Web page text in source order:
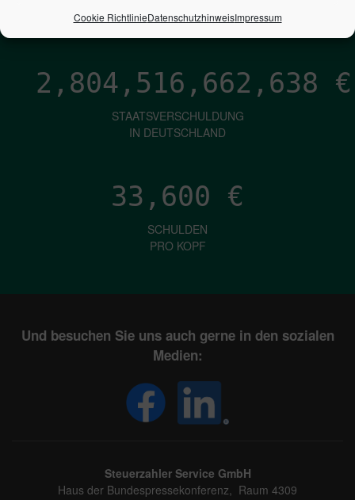
Cookie RichtlinieDatenschutzhinweisImpressum
PRO SEKUNDE
2,804,516,663,915 €
STAATSVERSCHULDUNG
IN DEUTSCHLAND
33,600 €
SCHULDEN
PRO KOPF
Und besuchen Sie uns auch gerne in den sozialen
Medien:
Steuerzahler Service GmbH
Haus der Bundespressekonferenz, Raum 4309